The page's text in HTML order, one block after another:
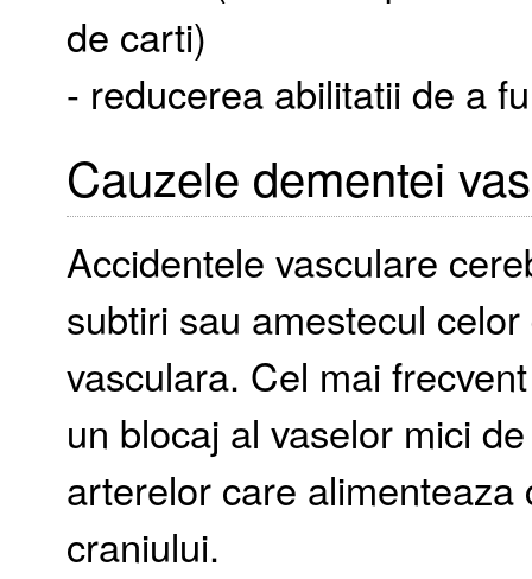
de carti)
- reducerea abilitatii de a
Cauzele dementei
Accidentele vasculare
subtiri sau amestecul
vasculara. Cel mai
un blocaj al vaselor mici
arterelor care
craniului.